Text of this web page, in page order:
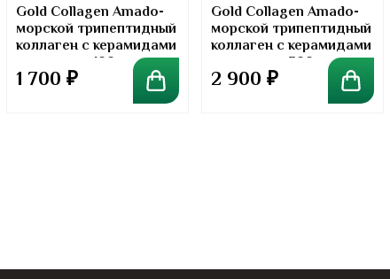
Gold Collagen Amado-
морской трипептидный
коллаген с керамидами
в порошке. 100 грамм
1 700 ₽
Gold Collagen Amado-
морской трипептидный
коллаген с керамидами
в порошке. 300 грамм
2 900 ₽